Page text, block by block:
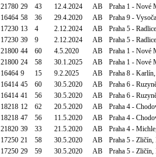
21780 29 43 12.4.2024 AB
Praha 1 - Nové
16464 58 36 29.4.2020 AB
Praha 9 -
17230 13 4 2.12.2024 AB
Praha 5 -
17230 39 9 2.12.2024 AB
Praha 5 -
21800 44 60 4.5.2020 AB
Praha 1 - Nové
21800 24 58 30.1.2025 AB
Praha 1 - Nové
16464 9 15 9.2.2025 AB
Praha 8 -
16414 45 60 30.5.2020 AB
Praha 6 -
16414 41 56 30.5.2020 AB
Praha 6 -
18218 12 62 20.5.2020 AB
Praha 4 -
18218 47 56 11.5.2020 AB
Praha 4 -
21820 39 33 21.5.2020 AB
Praha 4 -
17250 21 58 30.5.2020 AB
Praha 5 -
17250 29 59 30.5.2020 AB
Praha 5 -